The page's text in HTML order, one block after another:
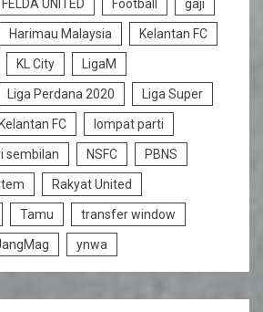
FELDA UNITED Football gaji
Harimau Malaysia Kelantan FC
KL City LigaM
Liga Perdana 2020 Liga Super
FC lompat parti
sembilan NSFC PBNS
Rakyat United
Tamu transfer window
ynwa